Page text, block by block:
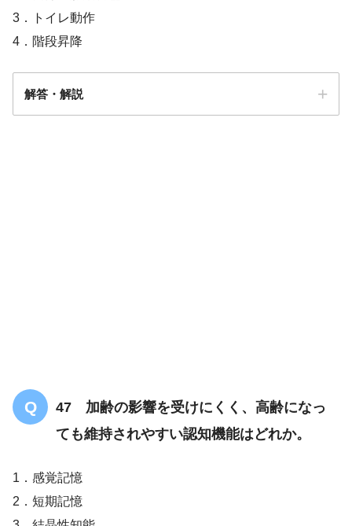
3．トイレ動作
4．階段昇降
解答・解説
47 加齢の影響を受けにくく、高齢になっ
ても維持されやすい認知機能はどれか。
1．感覚記憶
2．短期記憶